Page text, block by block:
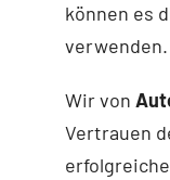
können es
verwenden.
Wir von
Vertrauen